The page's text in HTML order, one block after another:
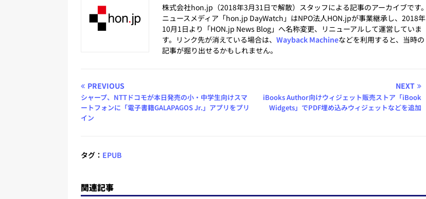
株式会社hon.jp（2018年3月31日で解散）スタッフによる記事のアーカイブです。
ニュースメディア「hon.jp DayWatch」はNPO法人HON.jpが事業継承し、2018年
10月1日より「HON.jp News Blog」へ名称変更、リニューアルして運営していま
す。リンク先が消えている場合は、 Wayback Machineなどを利用すると、当時の
記事が掘り出せるかもしれません。
PREVIOUS
シャープ、NTTドコモが本日発売の小・中学生向けスマ
ートフォンに「電子書籍GALAPAGOS Jr.」アプリをプリ
イン
NEXT
iBooks Author向けウィジェット販売ストア「iBook
Widgets」でPDF埋め込みウィジェットなどを追加
タグ： EPUB
関連記事